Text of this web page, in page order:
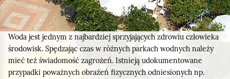
s
t
w
i
Woda jest jednym z najbardziej sprzyjających zdrowiu człowieka
środowisk. Spędzając czas w różnych parkach wodnych należy
mieć też świadomość zagrożeń. Istnieją udokumentowane
przypadki poważnych obrażeń fizycznych odniesionych np.